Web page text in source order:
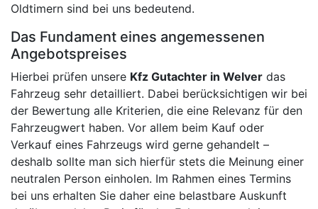
Oldtimern sind bei uns bedeutend.
Das Fundament eines angemessenen
Angebotspreises
Hierbei prüfen unsere Kfz Gutachter in Welver das
Fahrzeug sehr detailliert. Dabei berücksichtigen wir bei
der Bewertung alle Kriterien, die eine Relevanz für den
Fahrzeugwert haben. Vor allem beim Kauf oder
Verkauf eines Fahrzeugs wird gerne gehandelt –
deshalb sollte man sich hierfür stets die Meinung einer
neutralen Person einholen. Im Rahmen eines Termins
bei uns erhalten Sie daher eine belastbare Auskunft